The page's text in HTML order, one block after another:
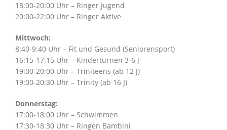
18:00-20:00 Uhr – Ringer Jugend
20:00-22:00 Uhr – Ringer Aktive
Mittwoch:
8:40-9:40 Uhr – Fit und Gesund (Seniorensport)
16:15-17:15 Uhr – Kinderturnen 3-6 J
19:00-20:00 Uhr – Triniteens (ab 12 J)
19:00-20:30 Uhr – Trinity (ab 16 J)
Donnerstag:
17:00-18:00 Uhr – Schwimmen
17:30-18:30 Uhr – Ringen Bambini